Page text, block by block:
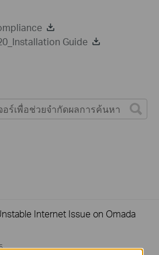
Guide
Internet Issue on Omada
views